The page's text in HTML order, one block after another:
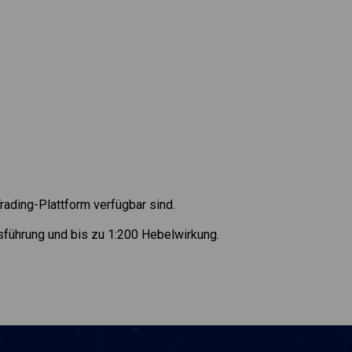
Plattform verfügbar sind.
und bis zu 1:200 Hebelwirkung.